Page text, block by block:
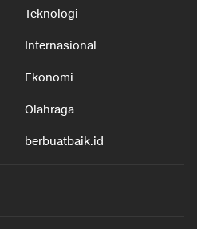
Teknologi
Internasional
Ekonomi
Olahraga
berbuatbaik.id